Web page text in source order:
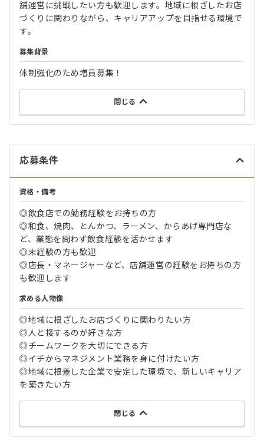
舗運営に挑戦したい方も歓迎します。地域に根ざしたお店
づくりに関わりながら、キャリアアップを目指せる環境で
す。
募集背景
体制強化のため増員募集！
閉じる
応募条件
資格・備考
◎飲食店での勤務経験をお持ちの方
◎和食、焼肉、とんかつ、ラーメン、からあげ専門店な
ど、業態を問わず飲食経験を活かせます
◎未経験の方も歓迎
◎店長・マネージャーなど、店舗運営の経験をお持ちの方
も歓迎します
求める人物像
◎地域に根ざしたお店づくりに関わりたい方
◎人と接するのが好きな方
◎チームワークを大切にできる方
◎イチからマネジメント業務を身に付けたい方
◎地域に根差した企業で安定した環境で、新しいキャリア
を築きたい方
閉じる